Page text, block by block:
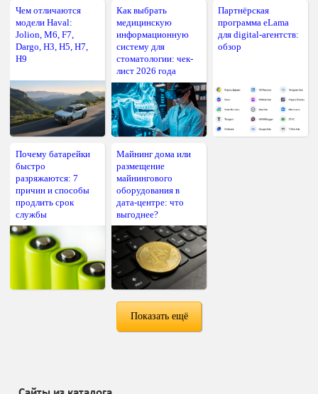
Чем отличаются
модели Haval:
Jolion, M6, F7,
Dargo, H3, H5, H7,
H9
Как выбрать
медицинскую
информационную
систему для
стоматологии: чек-
лист 2026 года
Партнёрская
программа eLama
для digital-агентств:
обзор
Почему батарейки
быстро
разряжаются: 7
причин и способы
продлить срок
службы
Майнинг дома или
размещение
майнингового
оборудования в
дата-центре: что
выгоднее?
Показать ещё